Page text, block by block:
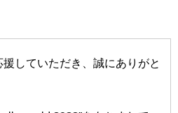
していただき、誠にありがと